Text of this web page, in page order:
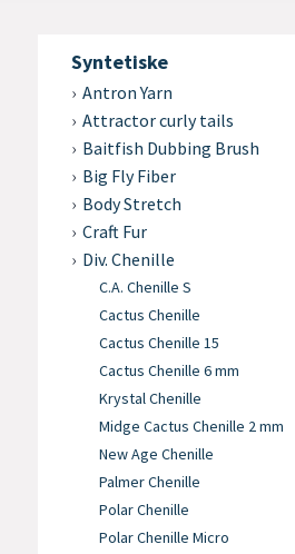
Syntetiske
Antron Yarn
Attractor curly tails
Baitfish Dubbing Brush
Big Fly Fiber
Body Stretch
Craft Fur
Div. Chenille
C.A. Chenille S
Cactus Chenille
Cactus Chenille 15
Cactus Chenille 6 mm
Krystal Chenille
Midge Cactus Chenille 2 mm
New Age Chenille
Palmer Chenille
Polar Chenille
Polar Chenille Micro